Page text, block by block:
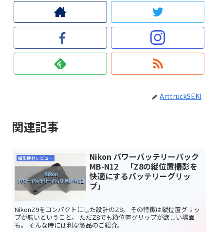
ArttruckSEKI
関連記事
撮影機材レビュー
Nikon パワーバッテリーパック
MB-N12 「Z8の縦位置撮影を
快適にするバッテリーグリッ
プ」
NikonZ9をコンパクトにした設計のZ8。 その特徴は縦位置グリッ
プが無いということ。 ただZ8でも縦位置グリップが欲しい場面
も。 そんな時に便利な製品のご紹介。